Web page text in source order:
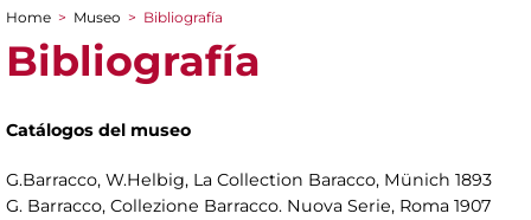
You are here
Home > Museo > Bibliografía
Bibliografía
Catálogos del museo
G.Barracco, W.Helbig, La Collection Baracco, Münich 1893
G. Barracco, Collezione Barracco. Nuova Serie, Roma 1907